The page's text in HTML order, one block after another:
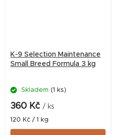
K-9 Selection Maintenance
Small Breed Formula 3 kg
Skladem (1 ks)
360 Kč / ks
Měrná
cena:
120 Kč / 1 kg